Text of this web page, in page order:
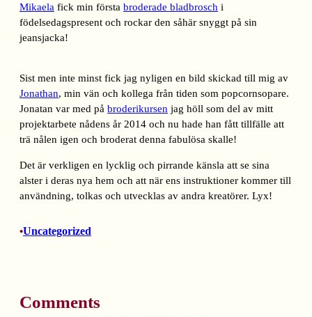
Mikaela fick min första broderade bladbrosch i
födelsedagspresent och rockar den såhär snyggt på sin
jeansjacka!
Sist men inte minst fick jag nyligen en bild skickad till mig av
Jonathan, min vän och kollega från tiden som popcornsopare.
Jonatan var med på broderikursen jag höll som del av mitt
projektarbete nådens år 2014 och nu hade han fått tillfälle att
trä nålen igen och broderat denna fabulösa skalle!
Det är verkligen en lycklig och pirrande känsla att se sina
alster i deras nya hem och att när ens instruktioner kommer till
användning, tolkas och utvecklas av andra kreatörer. Lyx!
•Uncategorized
Comments